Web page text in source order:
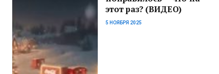
этот раз? (ВИДЕО)
5 НОЯБРЯ 2025